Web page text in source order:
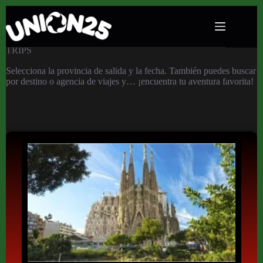
TRIPS
Selecciona la provincia de salida y la fecha. También puedes buscar
por destino o agencia de viajes y… ¡encuentra tu aventura favorita!